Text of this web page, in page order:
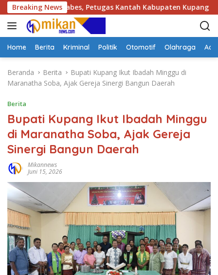
a
g
u
Breaking News
di Kotabes, Petugas Kantah Kabupaten Kupang Tuntas
Home Berita Kriminal Politik Otomotif Olahraga
Beranda Berita
Bupati Kupang Ikut Ibadah Minggu di
Maranatha Soba, Ajak Gereja Sinergi Bangun Daerah
Berita
Bupati Kupang Ikut Ibadah Minggu
di Maranatha Soba, Ajak Gereja
Sinergi Bangun Daerah
Mikannews
Juni 15, 2026